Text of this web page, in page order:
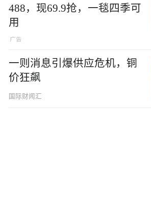
488，现69.9抢，一毯四季可
用
一则消息引爆供应危机，铜
价狂飙
国际财闻汇